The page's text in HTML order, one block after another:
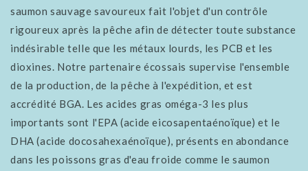
saumon sauvage savoureux fait l'objet d'un contrôle
rigoureux après la pêche afin de détecter toute substance
indésirable telle que les métaux lourds, les PCB et les
dioxines. Notre partenaire écossais supervise l'ensemble
de la production, de la pêche à l'expédition, et est
accrédité BGA. Les acides gras oméga-3 les plus
importants sont l'EPA (acide eicosapentaénoïque) et le
DHA (acide docosahexaénoïque), présents en abondance
dans les poissons gras d'eau froide comme le saumon